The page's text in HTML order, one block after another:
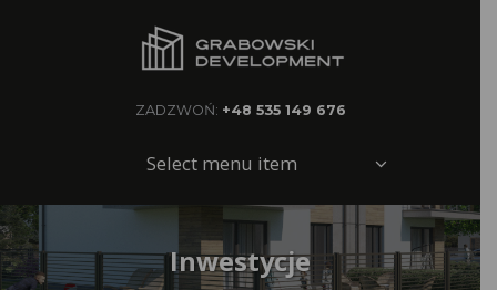
ZADZWOŃ: +48 535 149 676
Select menu item
Inwestycje